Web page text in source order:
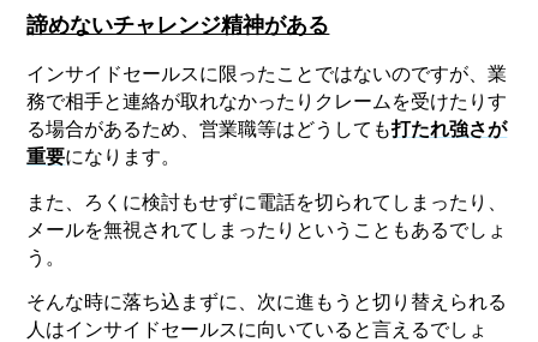
諦めないチャレンジ精神がある
インサイドセールスに限ったことではないのですが、業
務で相手と連絡が取れなかったりクレームを受けたりす
る場合があるため、営業職等はどうしても打たれ強さが
重要になります。
また、ろくに検討もせずに電話を切られてしまったり、
メールを無視されてしまったりということもあるでしょ
う。
そんな時に落ち込まずに、次に進もうと切り替えられる
人はインサイドセールスに向いていると言えるでしょ